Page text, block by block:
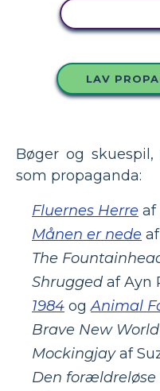
LAV
Bøger og
som propaganda:
Fluernes Herre af
Månen er nede
The
Shrugged af Ayn
1984 ogAnimal
Brave New World
Mockingjayaf
Den forældreløse